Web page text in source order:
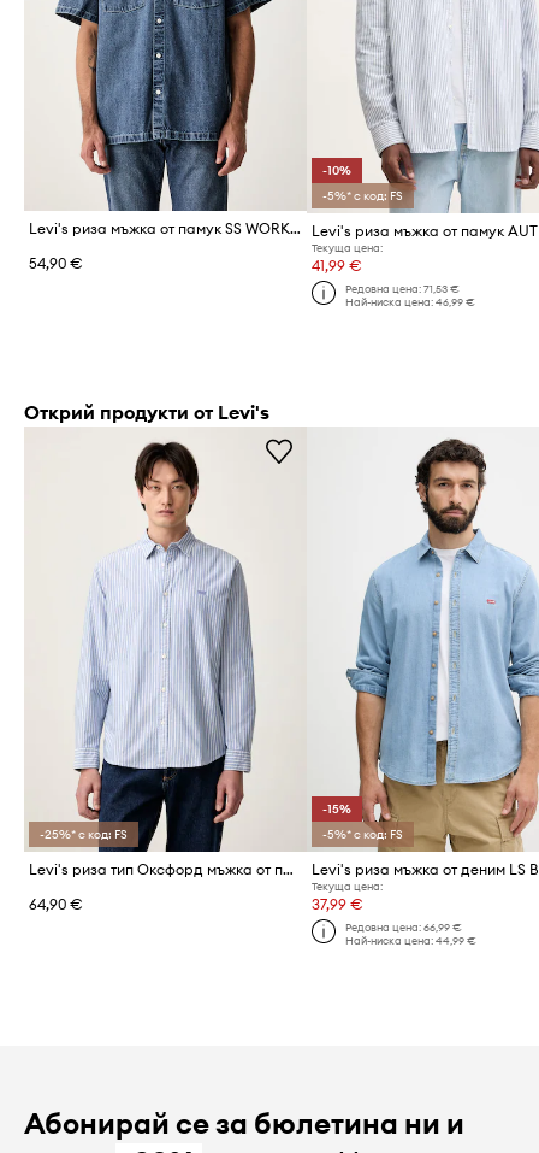
Levi's риза мъжка от памук SS WORKER - WW x WORKWEAR
54,90 €
-10%
-5%* с код: FS
Текуща цена:
41,99 €
Редовна цена: 71,53 €
Най-ниска цена: 46,99 €
Открий продукти от Levi's
-25%* с код: FS
Levi's риза тип Оксфорд мъжка от памук BATTERY HOUSEMARK STANDARD
64,90 €
-15%
-5%* с код: FS
Текуща цена:
37,99 €
Редовна цена: 66,99 €
Най-ниска цена: 44,99 €
Абонирай се за бюлетина ни и